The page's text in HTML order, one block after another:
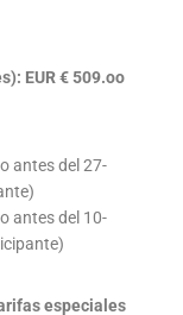
EUR € 509.oo
antes del 27-
antes del 10-
especiales